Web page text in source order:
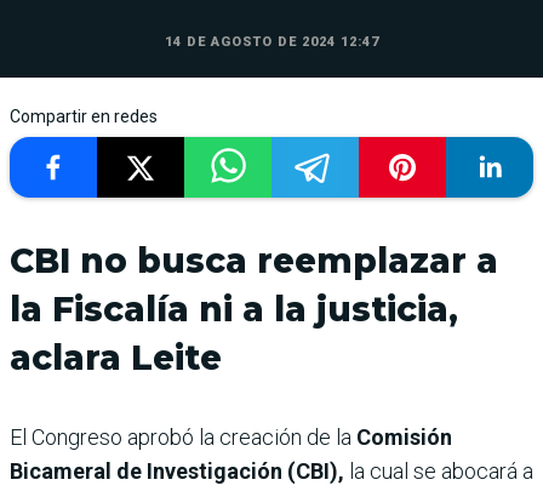
14 DE AGOSTO DE 2024 12:47
Compartir en redes
CBI no busca reemplazar a
la Fiscalía ni a la justicia,
aclara Leite
El Congreso aprobó la creación de la Comisión
Bicameral de Investigación (CBI), la cual se abocará a